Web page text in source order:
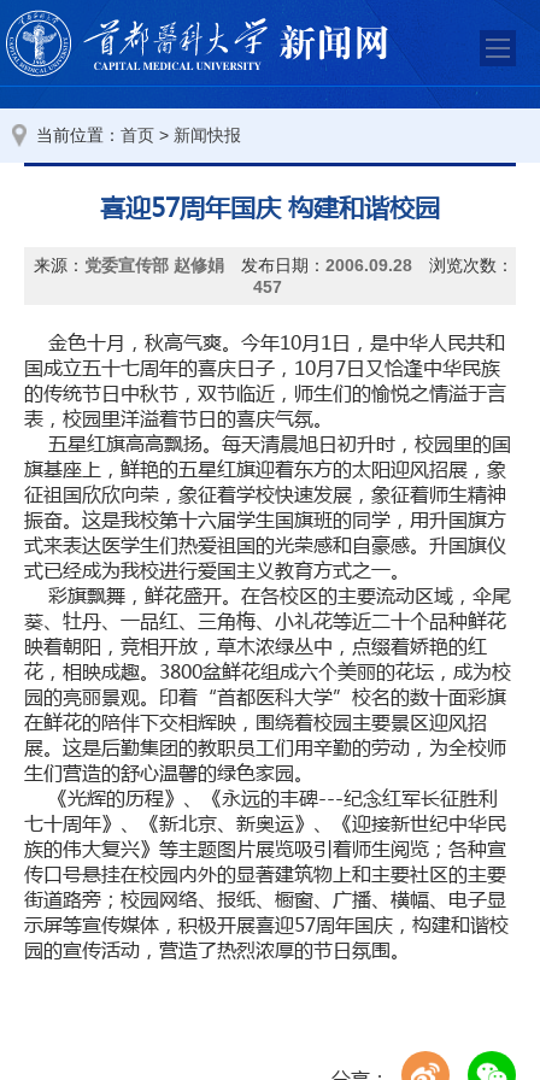
当前位置： 首页 > 新闻快报
喜迎57周年国庆 构建和谐校园
来源： 党委宣传部 赵修娟 发布日期： 2006.09.28
浏览次数：
457
金色十月，秋高气爽。今年10月1日，是中华人民共和
国成立五十七周年的喜庆日子，10月7日又恰逢中华民族
的传统节日中秋节，双节临近，师生们的愉悦之情溢于言
表，校园里洋溢着节日的喜庆气氛。
五星红旗高高飘扬。每天清晨旭日初升时，校园里的国
旗基座上，鲜艳的五星红旗迎着东方的太阳迎风招展，象
征祖国欣欣向荣，象征着学校快速发展，象征着师生精神
振奋。这是我校第十六届学生国旗班的同学，用升国旗方
式来表达医学生们热爱祖国的光荣感和自豪感。升国旗仪
式已经成为我校进行爱国主义教育方式之一。
彩旗飘舞，鲜花盛开。在各校区的主要流动区域，伞尾
葵、牡丹、一品红、三角梅、小礼花等近二十个品种鲜花
映着朝阳，竞相开放，草木浓绿丛中，点缀着娇艳的红
花，相映成趣。3800盆鲜花组成六个美丽的花坛，成为校
园的亮丽景观。印着“首都医科大学”校名的数十面彩旗
在鲜花的陪伴下交相辉映，围绕着校园主要景区迎风招
展。这是后勤集团的教职员工们用辛勤的劳动，为全校师
生们营造的舒心温馨的绿色家园。
《光辉的历程》、《永远的丰碑---纪念红军长征胜利
七十周年》、《新北京、新奥运》、《迎接新世纪中华民
族的伟大复兴》等主题图片展览吸引着师生阅览；各种宣
传口号悬挂在校园内外的显著建筑物上和主要社区的主要
街道路旁；校园网络、报纸、橱窗、广播、横幅、电子显
示屏等宣传媒体，积极开展喜迎57周年国庆，构建和谐校
园的宣传活动，营造了热烈浓厚的节日氛围。